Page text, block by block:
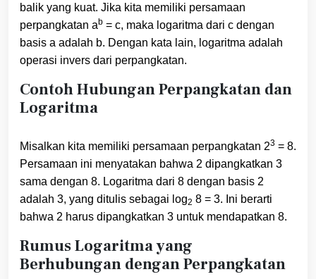
balik yang kuat. Jika kita memiliki persamaan
perpangkatan ab = c, maka logaritma dari c dengan
basis a adalah b. Dengan kata lain, logaritma adalah
operasi invers dari perpangkatan.
Contoh Hubungan Perpangkatan dan
Logaritma
Misalkan kita memiliki persamaan perpangkatan 23 = 8.
Persamaan ini menyatakan bahwa 2 dipangkatkan 3
sama dengan 8. Logaritma dari 8 dengan basis 2
adalah 3, yang ditulis sebagai log2 8 = 3. Ini berarti
bahwa 2 harus dipangkatkan 3 untuk mendapatkan 8.
Rumus Logaritma yang
Berhubungan dengan Perpangkatan